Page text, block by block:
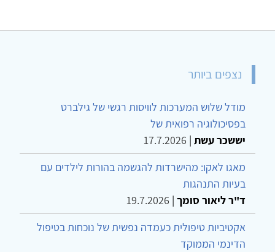
נצפים ביותר
מודל שלוש המערכות לוויסות רגשי של גילברט
בפסיכולוגיה רפואית של
יששכר עשת |
17.7.2026
מאגו לאקו: מהישרדות להגשמה בהורות לילדים עם
בעיות התנהגות
ד"ר ליאור סומך |
19.7.2026
אקטיביות טיפולית כעמדה נפשית של נוכחות בטיפול
הדינמי הממוקד